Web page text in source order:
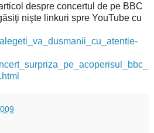
despre concertul de pe BBC
nişte linkuri spre YouTube cu